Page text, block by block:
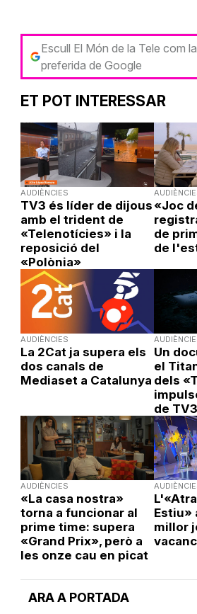
ARA A PORTADA
Escull El Món de la Tele com
preferida de Google
ET POT INTERESSAR
AUDIÈNCIES
TV3 és líder de dijous
amb el trident de
«Telenotícies» i la
reposició del
«Polònia»
«Joc
de
de
AUDIÈNCIES
La 2Cat ja supera els
dos canals de
Mediaset a Catalunya
Un
el
dels
de TV3
AUDIÈNCIES
«La casa nostra»
torna a funcionar al
prime time: supera
«Grand Prix», però a
les onze cau en picat
Estiu»
millor